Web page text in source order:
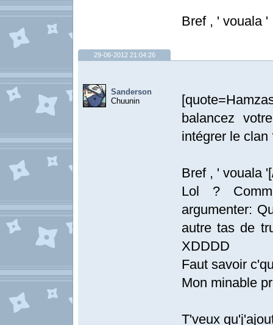
Bref , ' vouala '
29-06-2012 21:04:26
Sanderson
Chuunin
balancez
intégrer le
Bref , ' vouala
Lol ?
argumenter:
autre tas de
XDDDD
Faut savoir
Mon minable
T'veux